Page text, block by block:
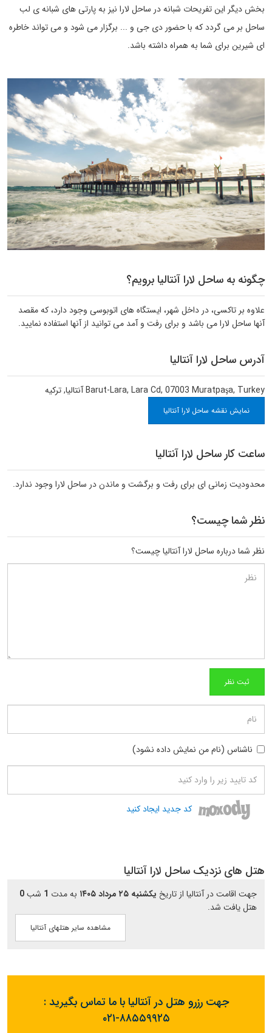
بخش دیگر این تفریحات شبانه در ساحل لارا نیز به پارتی های شبانه ی لب
ساحل بر می گردد که با حضور دی جی و ... برگزار می شود و می تواند خاطره
ای شیرین برای شما به همراه داشته باشد.
چگونه به ساحل لارا آنتالیا برویم؟
علاوه بر تاکسی، در داخل شهر، ایستگاه های اتوبوسی وجود دارد، که مقصد
آنها ساحل لارا می باشد و برای رفت و آمد می توانید از آنها استفاده نمایید.
آدرس ساحل لارا آنتالیا
Barut-Lara, Lara Cd, 07003 Muratpaşa, Turkeyآنتالیا,ترکیه
نمایش نقشه ساحل لارا آنتالیا
ساعت کار ساحل لارا آنتالیا
محدودیت زمانی ای برای رفت و برگشت و ماندن در ساحل لارا وجود ندارد.
نظر شما چیست؟
نظر شما درباره ساحل لارا آنتالیا چیست؟
ناشناس (نام من نمایش داده نشود)
کد جدید ایجاد کنید
هتل های نزدیک ساحل لارا آنتالیا
جهت اقامت در آنتالیا از تاریخ یکشنبه ۲۵ مرداد ۱۴۰۵ به مدت 1 شب0
هتل یافت شد.
مشاهده سایر هتلهای آنتالیا
جهت رزرو هتل در آنتالیا با ما تماس بگیرید :
۰۲۱-۸۸۵۵۹۹۲۵